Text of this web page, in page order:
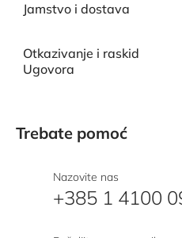
Jamstvo i dostava
Otkazivanje i raskid
Ugovora
Trebate pomoć
Nazovite nas
+385 1 4100